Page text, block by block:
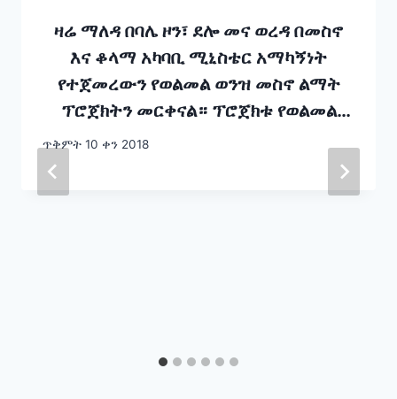
ዛሬ ማለዳ በባሌ ዞን፣ ደሎ መና ወረዳ በመስኖ
እና ቆላማ አካባቢ ሚኒስቴር አማካኝነት
የተጀመረውን የወልመል ወንዝ መስኖ ልማት
ፕሮጀክትን መርቀናል። ፕሮጀክቱ የወልመል
ወንዝን በመስኖ በሚገባ በመጠቀም የግብርና
ለማረጋገጥ የተከናወነ ነው። ፕሮጀክቱ ዘላቂ
ጥቅምት 10 ቀን 2018